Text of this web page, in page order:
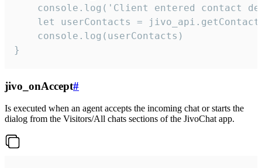
console.log('Client entered contact
let userContacts =
    console.log(userContacts)
}
jivo_onAccept#
Is executed when an agent accepts the incoming chat or starts the
dialog from the Visitors/All chats sections of the JivoChat app.